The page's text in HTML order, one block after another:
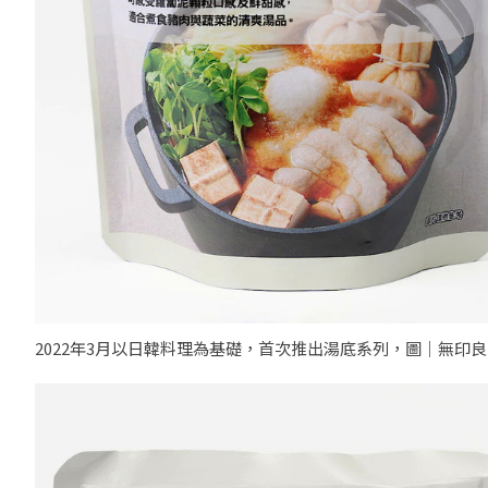
2022年3月以日韓料理為基礎，首次推出湯底系列，圖｜無印